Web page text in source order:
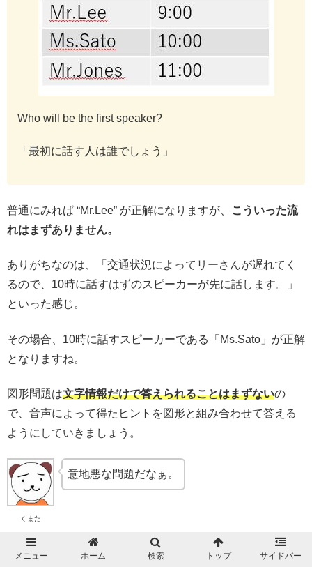
Who will be the first speaker?
「最初に話す人は誰でしょう」
普通にみれば “Mr.Lee” が正解になりますが、
こういった流
れはまずありません。
ありがちなのは、「交通状況によってリーさんが遅れてく
るので、10時に話すはずのスピーカーが先に話します。」
といった感じ。
その場合、10時に話すスピーカーである「Ms.Sato」が正解
となりますね。
図形問題は文字情報だけで答えられることはまずないの
で、音声によって得たヒントを図形と組み合わせて答える
ようにしていきましょう。
くまた
意地悪な問題だなぁ。
あら、でも簡単に正解できる問題なんてない
メニュー ホーム 検索 トップ サイドバー